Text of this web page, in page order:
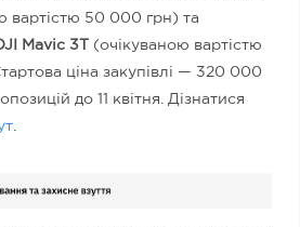
вартістю 50 000 грн) та
Mavic 3T (очікуваною вартістю
ціна закупівлі — 320 000
до 11 квітня. Дізнатися